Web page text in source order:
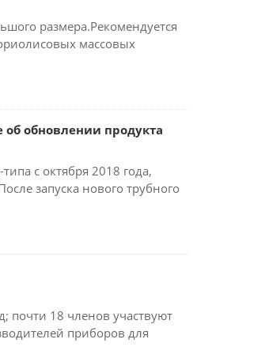
размера.Рекомендуется
массовых
обновлении продукта
с октября 2018 года,
запуска нового трубного
почти 18 членов участвуют
приборов для